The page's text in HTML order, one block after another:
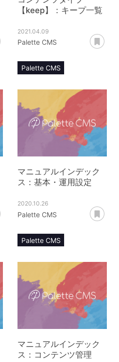
あとで読む
【keep】：キープ一覧
2021.04.09
Palette CMS
Palette CMS
コンテンツ管理
キープ一覧
あとで読む
マニュアルインデック
ス：基本・運用設定
2020.10.26
Palette CMS
Palette CMS
マニュアルインデック
ス：コンテンツ管理